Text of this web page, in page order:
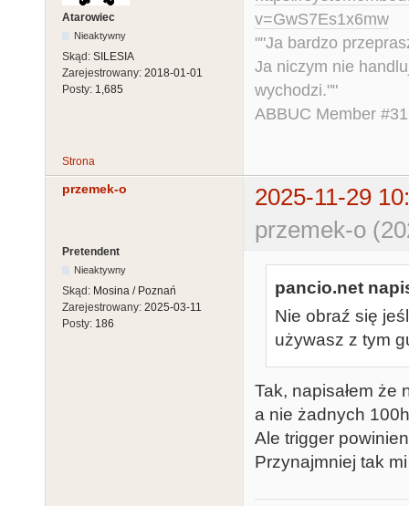
Atarowiec
Nieaktywny
Skąd: SILESIA
Zarejestrowany: 2018-01-01
Posty: 1,685
v=GwS7Es1x6mw
""Ja bardzo
Ja niczym nie
wychodzi.""
ABBUC Member
Strona
przemek-o
2025-11-29
przemek-o
Pretendent
Nieaktywny
Skąd: Mosina / Poznań
Zarejestrowany: 2025-03-11
Posty: 186
pancio.net
Nie obraź się
używasz z tym
Tak, napisałem że
a nie żadnych
Ale trigger
Przynajmniej tak